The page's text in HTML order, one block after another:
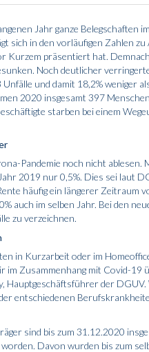
Jahr ganze Belegschaften
sich in den vorläufigen Zahlen
präsentiert hat.
Noch deutlicher
und damit 18,2% weniger
2020 insgesamt 397
starben bei einem
Pandemie noch nicht ablesen.
2019 nur 0,5%. Dies sei laut
häufig ein längerer Zeitraum
auch im selben Jahr. Bei den
zu verzeichnen.
in Kurzarbeit oder im
im Zusammenhang mit Covid-19
der DGUV.
entschiedenen
sind bis zum 31.12.2020
Davon wurden bis zum